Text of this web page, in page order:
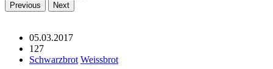
Previous Next
05.03.2017
127
Schwarzbrot Weissbrot